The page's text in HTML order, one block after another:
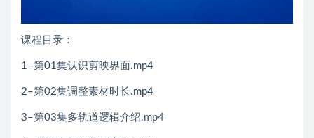
课程目录：
1–第01集认识剪映界面.mp4
2–第02集调整素材时长.mp4
3–第03集多轨道逻辑介绍.mp4